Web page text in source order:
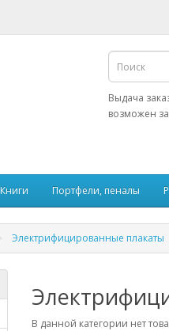
Выдача
возможен
Книги Портфели, пеналы
Электрифицированные плакаты
В данной категории нет